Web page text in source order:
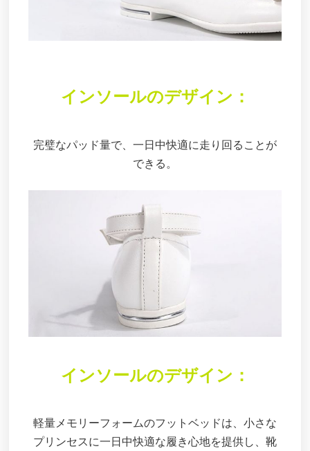
インソールのデザイン：
完璧なパッド量で、一日中快適に走り回ることが
できる。
インソールのデザイン：
軽量メモリーフォームのフットベッドは、小さな
プリンセスに一日中快適な履き心地を提供し、靴